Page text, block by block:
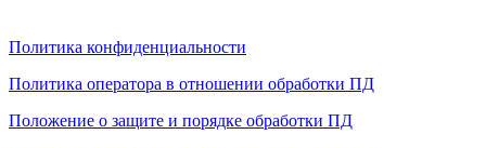
Политика конфиденциальности
Политика оператора в отношении обработки ПД
Положение о защите и порядке обработки ПД